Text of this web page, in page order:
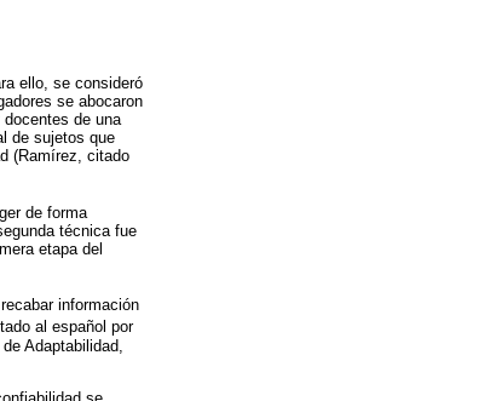
ello, se consideró
se abocaron
de una
de sujetos que
(Ramírez, citado
de forma
técnica fue
etapa del
información
al español por
Adaptabilidad,